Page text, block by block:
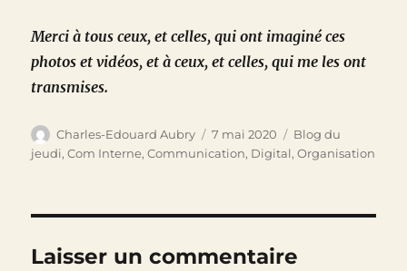
Merci à tous ceux, et celles, qui ont imaginé ces
photos et vidéos, et à ceux, et celles, qui me les ont
transmises.
Auteur
Charles-Edouard Aubry
Publié
le
7 mai 2020 Catégories
Blog du
jeudi,Com Interne,Communication, Digital,Organisation
Laisser un commentaire